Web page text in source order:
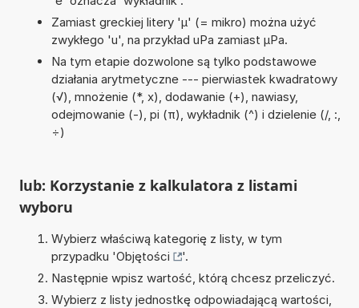
Zamiast greckiej litery 'µ' (= mikro) można użyć
zwykłego 'u', na przykład uPa zamiast µPa.
Na tym etapie dozwolone są tylko podstawowe
działania arytmetyczne --- pierwiastek kwadratowy
(√), mnożenie (*, x), dodawanie (+), nawiasy,
odejmowanie (-), pi (π), wykładnik (^) i dzielenie (/, :,
÷)
lub: Korzystanie z kalkulatora z listami
wyboru
Wybierz właściwą kategorię z listy, w tym
przypadku 'Objętości
'.
Następnie wpisz wartość, którą chcesz przeliczyć.
Wybierz z listy jednostkę odpowiadającą wartości,